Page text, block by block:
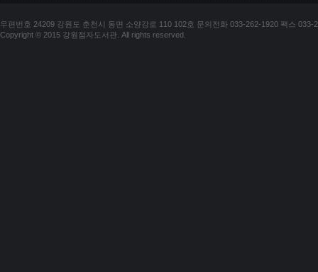
우편번호 24209 강원도 춘천시 동면 소양강로 110 102호 문의전화 033-262-1920 팩스 033-
Copyright © 2015 강원점자도서관. All rights reserved.